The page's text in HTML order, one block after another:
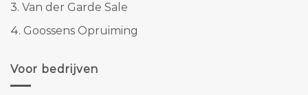
3. Van der Garde Sale
4. Goossens Opruiming
Voor bedrijven